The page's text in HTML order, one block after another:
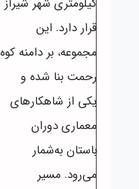
قرار دارد. این
مجموعه، بر دامنه کوه
رحمت بنا شده و
یکی از شاهکارهای
معماری دوران
باستان به‌شمار
می‌رود. مسیر